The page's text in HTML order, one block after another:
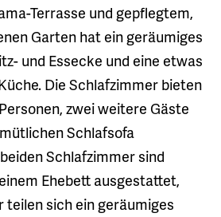
Terrasse und gepflegtem,
Garten hat ein geräumiges
und Essecke und eine etwas
Die Schlafzimmer bieten
zwei weitere Gäste
Schlafsofa
Schlafzimmer sind
Ehebett ausgestattet,
teilen sich ein geräumiges